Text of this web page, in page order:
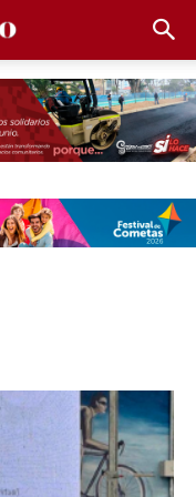
Busbanzá
Castillo
Cerinza
Columnistas
Cómbita
Cucaita
Cuítiva